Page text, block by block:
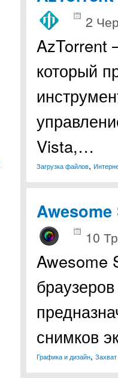
2
AzTorrent
который
Vista,…
Загрузка файлов,
10
Awesome
снимков
Графика и дизайн,